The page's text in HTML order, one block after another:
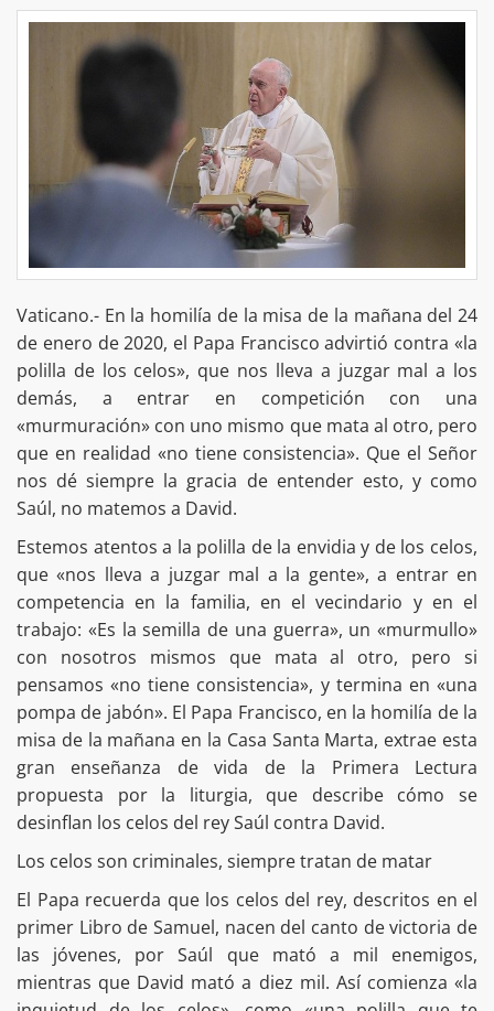
Vaticano.- En la homilía de la misa de la mañana del 24
de enero de 2020, el Papa Francisco advirtió contra «la
polilla de los celos», que nos lleva a juzgar mal a los
demás, a entrar en competición con una
«murmuración» con uno mismo que mata al otro, pero
que en realidad «no tiene consistencia». Que el Señor
nos dé siempre la gracia de entender esto, y como
Saúl, no matemos a David.
Estemos atentos a la polilla de la envidia y de los celos,
que «nos lleva a juzgar mal a la gente», a entrar en
competencia en la familia, en el vecindario y en el
trabajo: «Es la semilla de una guerra», un «murmullo»
con nosotros mismos que mata al otro, pero si
pensamos «no tiene consistencia», y termina en «una
pompa de jabón». El Papa Francisco, en la homilía de la
misa de la mañana en la Casa Santa Marta, extrae esta
gran enseñanza de vida de la Primera Lectura
propuesta por la liturgia, que describe cómo se
desinflan los celos del rey Saúl contra David.
Los celos son criminales, siempre tratan de matar
El Papa recuerda que los celos del rey, descritos en el
primer Libro de Samuel, nacen del canto de victoria de
las jóvenes, por Saúl que mató a mil enemigos,
mientras que David mató a diez mil. Así comienza «la